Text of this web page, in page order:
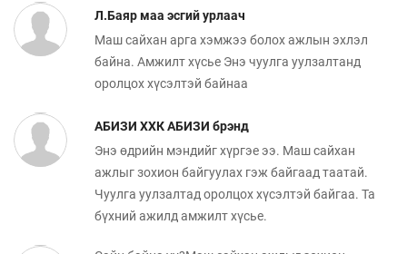
Л.Баяр маа эсгий урлаач
Маш сайхан арга хэмжээ болох ажлын эхлэл
байна. Амжилт хүсье Энэ чуулга уулзалтанд
оролцох хүсэлтэй байнаа
АБИЗИ ХХК АБИЗИ брэнд
Энэ өдрийн мэндийг хүргэе ээ. Маш сайхан
ажлыг зохион байгуулах гэж байгаад таатай.
Чуулга уулзалтад оролцох хүсэлтэй байгаа. Та
бүхний ажилд амжилт хүсье.